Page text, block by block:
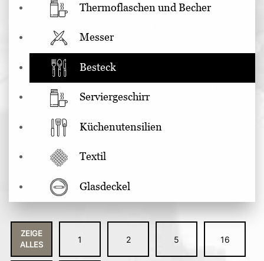
Thermoflaschen und Becher
Messer
Besteck
Serviergeschirr
Küchenutensilien
Textil
Glasdeckel
ZEIGE
ALLES
1 2 5 16